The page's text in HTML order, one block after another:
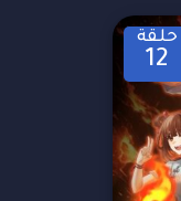
حلقة
12